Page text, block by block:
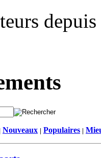
Nouveaux | Populaires |